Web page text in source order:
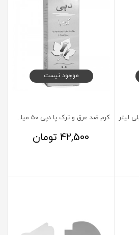
موجود نیست
کرم ضد عرق و ترک پا دپی 50 میلی لیتر
42,500تومان